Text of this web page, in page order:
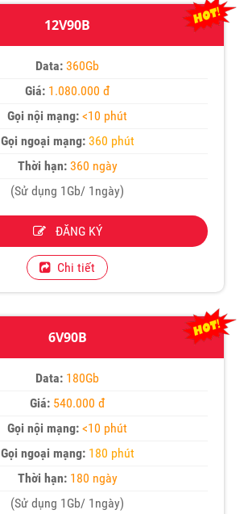
12V90B
Data: 360Gb
Giá: 1.080.000 đ
Gọi nội mạng: <10 phút
Gọi ngoại mạng: 360 phút
Thời hạn:360 ngày
(Sử dụng 1Gb/ 1ngày)
ĐĂNG KÝ
Chi tiết
6V90B
Data: 180Gb
Giá: 540.000 đ
Gọi nội mạng: <10 phút
Gọi ngoại mạng: 180 phút
Thời hạn:180 ngày
(Sử dụng 1Gb/ 1ngày)